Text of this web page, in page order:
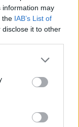
information may
the IAB’s List of
it to other
or more Google
You may click to
party tags to
in below Google
az